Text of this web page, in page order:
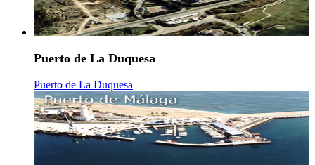
Puerto de La Duquesa
Puerto de La Duquesa